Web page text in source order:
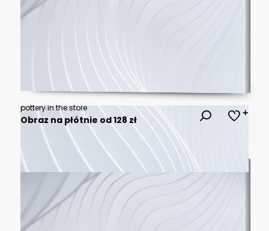
pottery in the store
Obraz na płótnie od 128 zł